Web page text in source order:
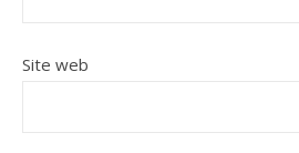
Site web